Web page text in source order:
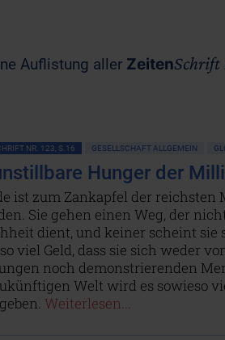
Auflistung aller ZeitenSchrift
NR. 123, S.16 GESELLSCHAFT ALLGEMEIN
Hunger der
ist zum Zankapfel der reichsten
Sie gehen einen Weg, der
dient, und keiner scheint sie
viel Geld, dass sie sich weder
noch demonstrierenden
Welt wird es sowieso
Weiterlesen...